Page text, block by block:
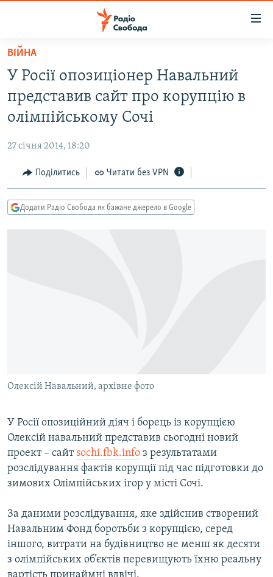
Перейти
основного
матеріалу
Перейти
до
основної
Перейти
до
пошуку
СТАТТІ
ЕКОНОМІКА
СУСПІЛЬСТВО
РОСІЙСЬКА «ФІЛЬТРАЦІЯ»
ДОНБАС.РЕАЛІЇ
ТИ ЯК?
КРИМ РЕАЛІЇ
УКР
КТАТ
ДОЛУЧАЙСЯ!
Усі сайти RFE/RL
ВІЙНА
У Росії опозиціонер Навальний
представив сайт про корупцію в
олімпійському Сочі
27 січня 2014, 18:20
Поділитись Читати без VPN
Додати Радіо Свобода як бажане джерело в Google
Олексій Навальний, архівне фото
У Росії опозиційний діяч і борець із корупцією
Олексій навальний представив сьогодні новий
проект – сайт sochi.fbk.info з результатами
розслідування фактів корупції під час підготовки до
зимових Олімпійських ігор у місті Сочі.
За даними розслідування, яке здійснив створений
Навальним Фонд боротьби з корупцією, серед
іншого, витрати на будівництво не менш як десяти
з олімпійських об’єктів перевищують їхню реальну